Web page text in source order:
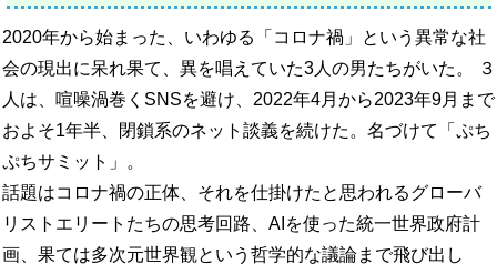
2020年から始まった、いわゆる「コロナ禍」という異常な社
会の現出に呆れ果て、異を唱えていた3人の男たちがいた。 ３
人は、喧噪渦巻くSNSを避け、2022年4月から2023年9月まで
およそ1年半、閉鎖系のネット談義を続けた。名づけて「ぷち
ぷちサミット」。
話題はコロナ禍の正体、それを仕掛けたと思われるグローバ
リストエリートたちの思考回路、AIを使った統一世界政府計
画、果ては多次元世界観という哲学的な議論まで飛び出し